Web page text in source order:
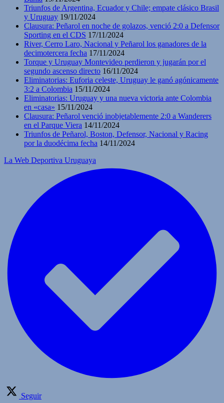
Triunfos de Argentina, Ecuador y Chile; empate clásico Brasil
y Uruguay 19/11/2024
Clausura: Peñarol en noche de golazos, venció 2:0 a Defensor
Sporting en el CDS 17/11/2024
River, Cerro Laro, Nacional y Peñarol los ganadores de la
decimotercera fecha 17/11/2024
Torque y Uruguay Montevideo perdieron y jugarán por el
segundo ascenso directo 16/11/2024
Eliminatorias: Euforia celeste, Uruguay le ganó agónicamente
3:2 a Colombia 15/11/2024
Eliminatorias: Uruguay y una nueva victoria ante Colombia
en «casa» 15/11/2024
Clausura: Peñarol venció inobjetablemente 2:0 a Wanderers
en el Parque Viera 14/11/2024
Triunfos de Peñarol, Boston, Defensor, Nacional y Racing
por la duodécima fecha 14/11/2024
La Web Deportiva Uruguaya
Seguir